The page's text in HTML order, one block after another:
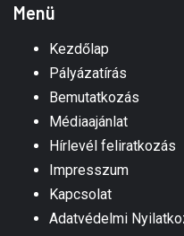
Menü
Kezdőlap
Pályázatírás
Bemutatkozás
Médiaajánlat
Hírlevél feliratkozás
Impresszum
Kapcsolat
Adatvédelmi